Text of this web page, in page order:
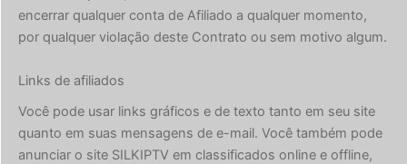
encerrar qualquer conta de Afiliado a qualquer momento,
por qualquer violação deste Contrato ou sem motivo algum.
Links de afiliados
Você pode usar links gráficos e de texto tanto em seu site
quanto em suas mensagens de e-mail. Você também pode
anunciar o site SILKIPTV em classificados online e offline,